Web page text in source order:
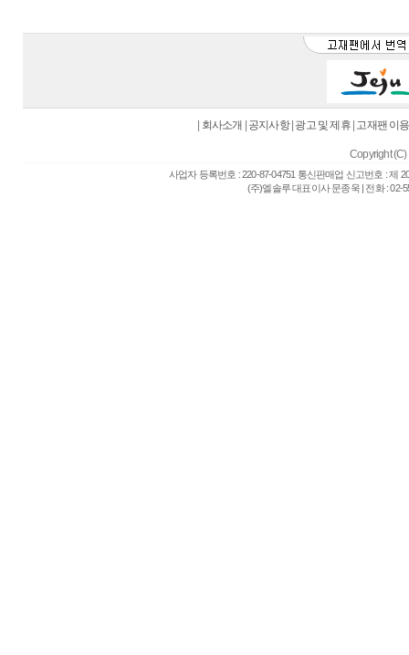
회사소개 공지사항| 광고 및 제휴| 고재팬 이
Copyright (C)
사업자 등록번호 : 220-87-04751 통신판매업 신고번호 : 제
(주)엘솔루 대표이사 문종욱 | 전화 : 02-